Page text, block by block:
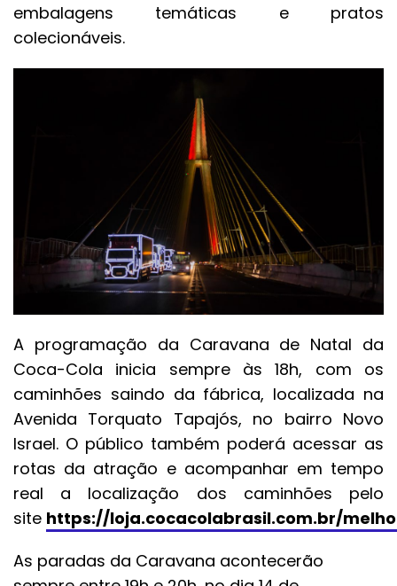
embalagens temáticas e pratos
colecionáveis.
A programação da Caravana de Natal da
Coca-Cola inicia sempre às 18h, com os
caminhões saindo da fábrica, localizada na
Avenida Torquato Tapajós, no bairro Novo
Israel. O público também poderá acessar as
rotas da atração e acompanhar em tempo
real a localização dos caminhões pelo
site https://loja.cocacolabrasil.com.br/
As paradas da Caravana acontecerão